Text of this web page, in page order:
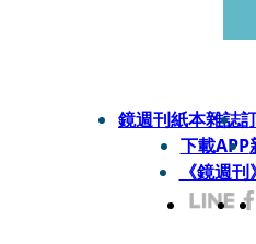
鏡週刊紙本雜誌
下載APP
《鏡週